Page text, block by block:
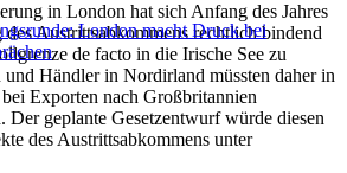
London macht Druck bei
in London hat sich Anfang des Jahres
Austrittsabkommens rechtlich bindend
de facto in die Irische See zu
Händler in Nordirland müssten daher in
Exporten nach Großbritannien
Der geplante Gesetzentwurf würde diesen
des Austrittsabkommens unter